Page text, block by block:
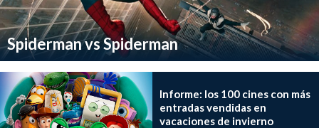
Spiderman vs Spiderman
Informe: los 100 cines con más
entradas vendidas en
vacaciones de invierno